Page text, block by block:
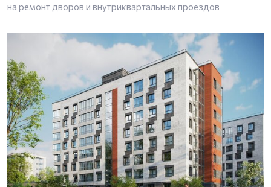
на ремонт дворов и внутриквартальных проездов